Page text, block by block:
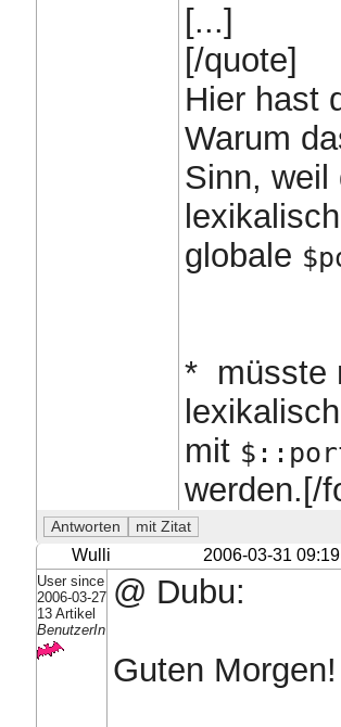
[...]
[/quote]
Hier hast
Warum
Sinn, weil
globale
* müsste
mit
werden.[/
Wulli 2006-03-31 09:19
User since
2006-03-27
13 Artikel
BenutzerIn
@ Dubu:
Guten Morgen!